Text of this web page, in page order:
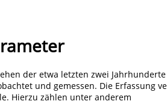
der etwa letzten zwei
und gemessen. Die Erfassung
Hierzu zählen unter anderem